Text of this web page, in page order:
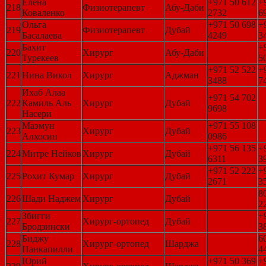
218
Елена
Коваленко
Физиотерапевт Абу-Даби
+971 50 612
2732
219
Ольга
Басалаева
Физиотерапевт Дубай
+971 50 698
4249
220
Бахит
Турекеев
Хирург Абу-Даби
221 Нина Викол Хирург Аджман
+971 52 522
3488
222
Ихаб Алаа
Камиль Аль
Насери
Хирург Дубай
+971 54 702
9698
223
Маэмун
Алхосин
Хирург Дубай
+971 55 108
0986
224Митре Нейков Хирург Дубай
+971 56 135
6311
225Рохит Кумар Хирург Дубай
+971 52 222
2671
226Шади Наджем Хирург Дубай
227
Збигги
Бродзински
Хирург-ортопед Дубай
228
Биджу
Панкапилли
Хирург-ортопед Шарджа
Юрий
+971 50 369